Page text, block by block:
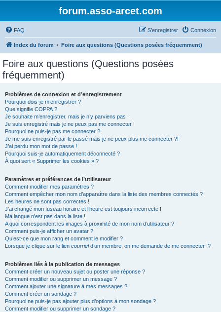
forum.asso-arcet.com
FAQ Connexion
S’enregistrer
Index du forum Foire aux questions (Questions posées fréquemment)
Foire aux questions (Questions posées
fréquemment)
Problèmes de connexion et d’enregistrement
Pourquoi dois-je m’enregistrer ?
Que signifie COPPA ?
Je souhaite m’enregistrer, mais je n’y parviens pas !
Je suis enregistré mais je ne peux pas me connecter !
Pourquoi ne puis-je pas me connecter ?
Je me suis enregistré par le passé mais je ne peux plus me connecter ?!
J’ai perdu mon mot de passe !
Pourquoi suis-je automatiquement déconnecté ?
À quoi sert « Supprimer les cookies » ?
Paramètres et préférences de l’utilisateur
Comment modifier mes paramètres ?
Comment empêcher mon nom d’apparaître dans la liste des membres connectés ?
Les heures ne sont pas correctes !
J’ai changé mon fuseau horaire et l’heure est toujours incorrecte !
Ma langue n’est pas dans la liste !
A quoi correspondent les images à proximité de mon nom d’utilisateur ?
Comment puis-je afficher un avatar ?
Qu’est-ce que mon rang et comment le modifier ?
Lorsque je clique sur le lien courrield’un membre, on me demande de me connecter !?
Problèmes liés à la publication de messages
Comment créer un nouveau sujet ou poster une réponse ?
Comment modifier ou supprimer un message ?
Comment ajouter une signature à mes messages ?
Comment créer un sondage ?
Pourquoi ne puis-je pas ajouter plus d’options à mon sondage ?
Comment modifier ou supprimer un sondage ?